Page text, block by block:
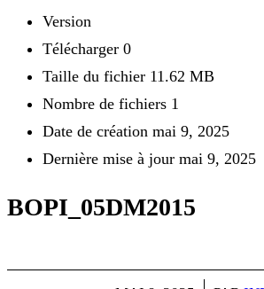
Version
Télécharger 0
Taille du fichier 11.62 MB
Nombre de fichiers 1
Date de création mai 9, 2025
Dernière mise à jour mai 9, 2025
BOPI_05DM2015